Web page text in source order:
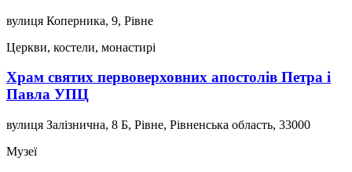
вулиця Коперника, 9, Рівне
Церкви, костели, монастирі
Храм святих первоверховних апостолів Петра і
Павла УПЦ
вулиця Залізнична, 8 Б, Рівне, Рівненська область, 33000
Музеї